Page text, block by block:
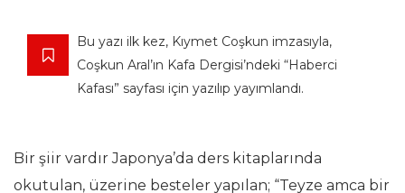
Bu yazı ilk kez, Kıymet Coşkun imzasıyla,
Coşkun Aral’ın Kafa Dergisi’ndeki “Haberci
Kafası” sayfası için yazılıp yayımlandı.
Bir şiir vardır Japonya’da ders kitaplarında
okutulan, üzerine besteler yapılan; “Teyze amca bir